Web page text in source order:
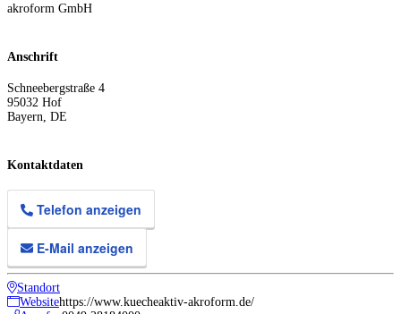
akroform GmbH
Anschrift
Schneebergstraße 4
95032 Hof
Bayern DE
Kontaktdaten
Telefon anzeigen
E-Mail anzeigen
Standort
Websitehttps://www.kuecheaktiv-akroform.de/